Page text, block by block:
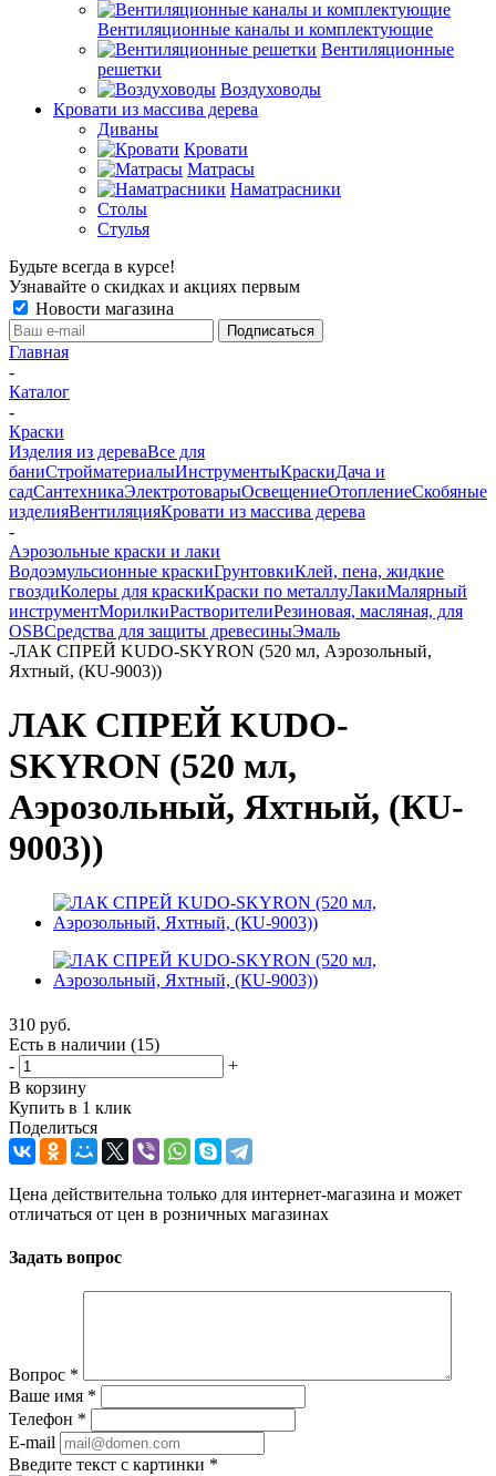
Вентиляционные каналы и комплектующие
Вентиляционные
решетки
Воздуховоды
Кровати из массива дерева
Диваны
Кровати
Матрасы
Наматрасники
Столы
Стулья
Будьте всегда в курсе!
Узнавайте о скидках и акциях первым
Новости магазина
Главная
-
Каталог
-
Краски
Изделия из дереваВсе для
баниСтройматериалыИнструментыКраскиДача и
садСантехникаЭлектротоварыОсвещениеОтоплениеСкобяные
изделияВентиляцияКровати из массива дерева
-
Аэрозольные краски и лаки
Водоэмульсионные краскиГрунтовкиКлей, пена, жидкие
гвоздиКолеры для краскиКраски по металлуЛакиМалярный
инструментМорилкиРастворителиРезиновая, масляная, для
OSBСредства для защиты древесиныЭмаль
-ЛАК СПРЕЙ KUDO-SKYRON (520 мл, Аэрозольный,
Яхтный, (КU-9003))
ЛАК СПРЕЙ KUDO-
SKYRON (520 мл,
Аэрозольный, Яхтный, (КU-
9003))
310 руб.
Есть в наличии (15)
-
+
В корзину
Купить в 1 клик
Поделиться
Цена действительна только для интернет-магазина и может
отличаться от цен в розничных магазинах
Задать вопрос
Вопрос *
Ваше имя *
Телефон *
E-mail
Введите текст с картинки *